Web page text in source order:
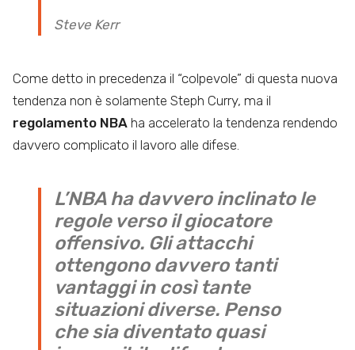
Steve Kerr
Come detto in precedenza il “colpevole” di questa nuova
tendenza non è solamente Steph Curry, ma il
regolamento NBA ha accelerato la tendenza rendendo
davvero complicato il lavoro alle difese.
L’NBA ha davvero inclinato le
regole verso il giocatore
offensivo. Gli attacchi
ottengono davvero tanti
vantaggi in così tante
situazioni diverse. Penso
che sia diventato quasi